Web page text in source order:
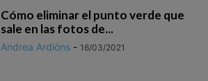
Cómo eliminar el punto verde que
sale en las fotos de...
Andrea Ardións - 16/03/2021